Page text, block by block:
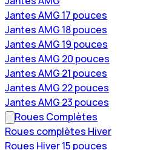
Jantes AMG 17 pouces
Jantes AMG 18 pouces
Jantes AMG 19 pouces
Jantes AMG 20 pouces
Jantes AMG 21 pouces
Jantes AMG 22 pouces
Jantes AMG 23 pouces
Roues Complètes
Roues complètes Hiver
Roues Hiver 15 pouces